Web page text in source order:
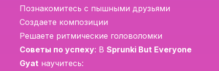
Познакомитесь с пышными друзьями
Создаете композиции
Решаете ритмические головоломки
Советы по успеху: В Sprunki But Everyone
Gyat научитесь: